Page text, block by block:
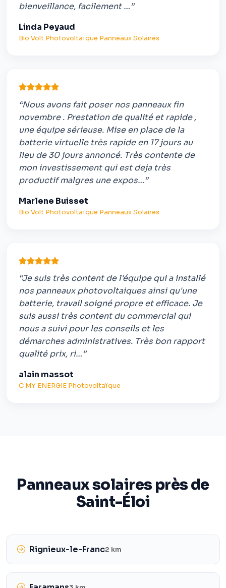
bienveillance, facilement …”
Linda Peyaud
Bio Volt Photovoltaïque Panneaux Solaires
“Nous avons fait poser nos panneaux fin
novembre . Prestation de qualité et rapide ,
une équipe sérieuse. Mise en place de la
batterie virtuelle très rapide en 17 jours au
lieu de 30 jours annoncé. Très contente de
mon investissement qui est deja très
productif malgres une expos…”
Marlene Buisset
Bio Volt Photovoltaïque Panneaux Solaires
“Je suis très content de l'équipe qui a installé
nos panneaux photovoltaiques ainsi qu'une
batterie, travail soigné propre et efficace. Je
suis aussi très content du commercial qui
nous a suivi pour les conseils et les
démarches administratives. Très bon rapport
qualité prix, ri…”
alain massot
C MY ENERGIE Photovoltaïque
Panneaux solaires près de
Saint-Éloi
Rignieux-le-Franc2 km